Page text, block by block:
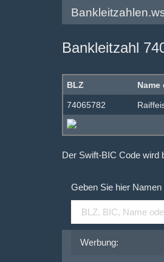
Bankleitzahl
BLZ Name
74065782
Der Swift-BIC Code wird
Geben Sie hier
Werbung: